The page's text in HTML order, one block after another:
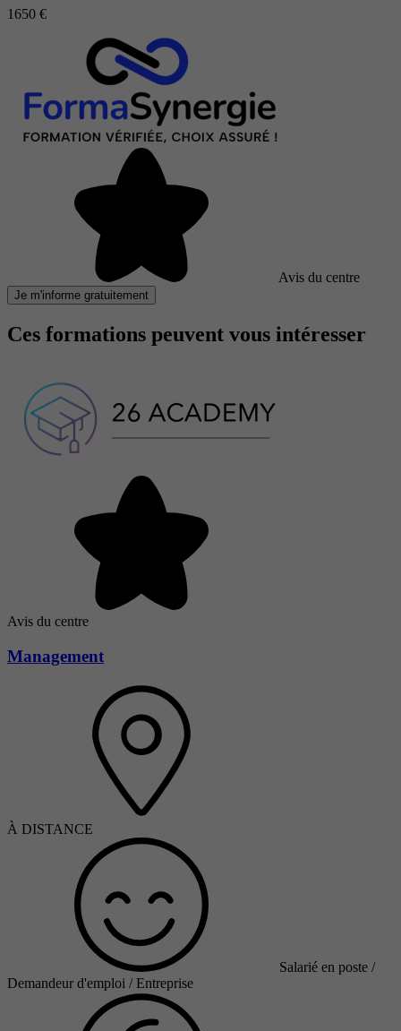
1650 €
Avis du centre
Je m'informe gratuitement
Ces formations peuvent vous intéresser
Avis du centre
Management
À DISTANCE
Salarié en poste /
Demandeur d'emploi / Entreprise